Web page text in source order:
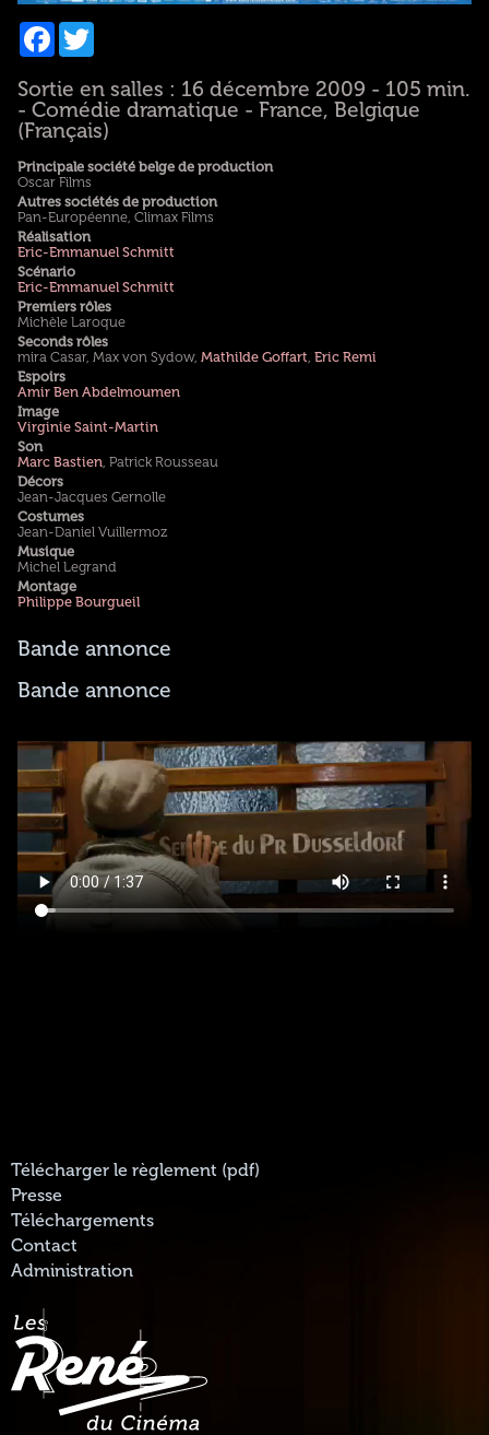
Facebook
Twitter
Sortie en salles : 16 décembre 2009 - 105 min.
- Comédie dramatique - France, Belgique
(Français)
Principale société belge de production
Oscar Films
Autres sociétés de production
Pan-Européenne, Climax Films
Réalisation
Eric-Emmanuel Schmitt
Scénario
Eric-Emmanuel Schmitt
Premiers rôles
Michèle Laroque
Seconds rôles
mira Casar, Max von Sydow, Mathilde Goffart Eric Remi
Espoirs
Amir Ben Abdelmoumen
Image
Virginie Saint-Martin
Son
Marc Bastien , Patrick Rousseau
Décors
Jean-Jacques Gernolle
Costumes
Jean-Daniel Vuillermoz
Musique
Michel Legrand
Montage
Philippe Bourgueil
Bande annonce
Bande annonce
Télécharger le règlement (pdf)
Presse
Téléchargements
Contact
Administration